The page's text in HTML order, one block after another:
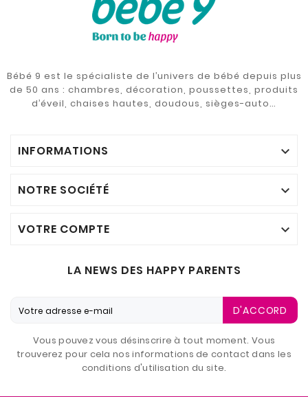
Bébé 9 est le spécialiste de l’univers de bébé depuis plus
de 50 ans : chambres, décoration, poussettes, produits
d’éveil, chaises hautes, doudous, sièges-auto…
INFORMATIONS 
NOTRE SOCIÉTÉ 
VOTRE COMPTE 
LA NEWS DES HAPPY PARENTS
D'ACCORD
Vous pouvez vous désinscrire à tout moment. Vous
trouverez pour cela nos informations de contact dans les
conditions d'utilisation du site.